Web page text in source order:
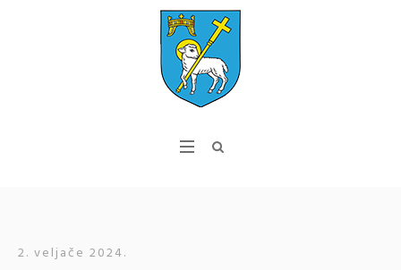
2. veljače 2024.